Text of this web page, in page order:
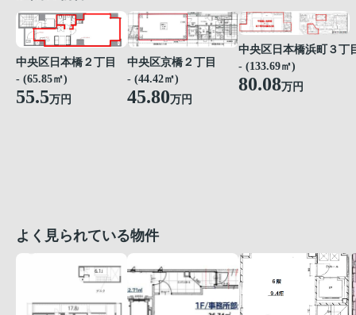
中央区日本橋２丁目
- (65.85㎡)
55.5万円
中央区京橋２丁目
- (44.42㎡)
45.80万円
中央区日本橋浜町３丁
- (133.69㎡)
80.08万円
よく見られている物件